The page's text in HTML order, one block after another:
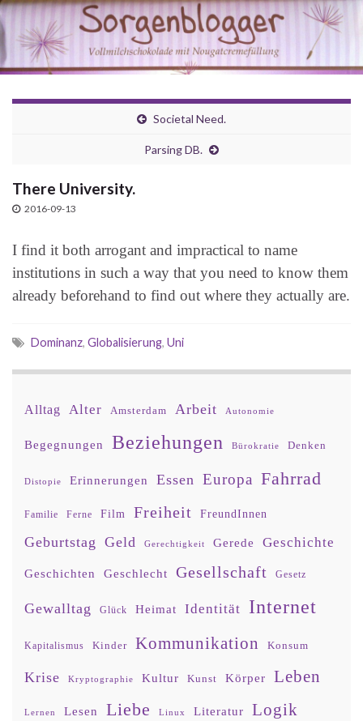
Societal Need.
Parsing DB.
There University.
2016-09-13
I find it both arrogant and impractical to name
institutions in such a way that you need to know them
already beforehand to find out where they actually are.
Dominanz, Globalisierung, Uni
Alltag Alter Amsterdam Arbeit Autonomie
Begegnungen Beziehungen Bürokratie Denken
Distopie Erinnerungen Essen Europa Fahrrad
Familie Ferne Film Freiheit FreundInnen
Geburtstag Geld Gerechtigkeit Gerede Geschichte
Geschichten Geschlecht Gesellschaft Gesetz
Gewalltag Glück Heimat Identität Internet
Kapitalismus Kinder Kommunikation Konsum
Krise Kryptographie Kultur Kunst Körper Leben
Lernen Lesen Liebe Linux Literatur Logik